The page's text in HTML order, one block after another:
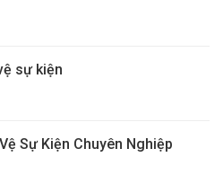
sự kiện
Sự Kiện Chuyên Nghiệp